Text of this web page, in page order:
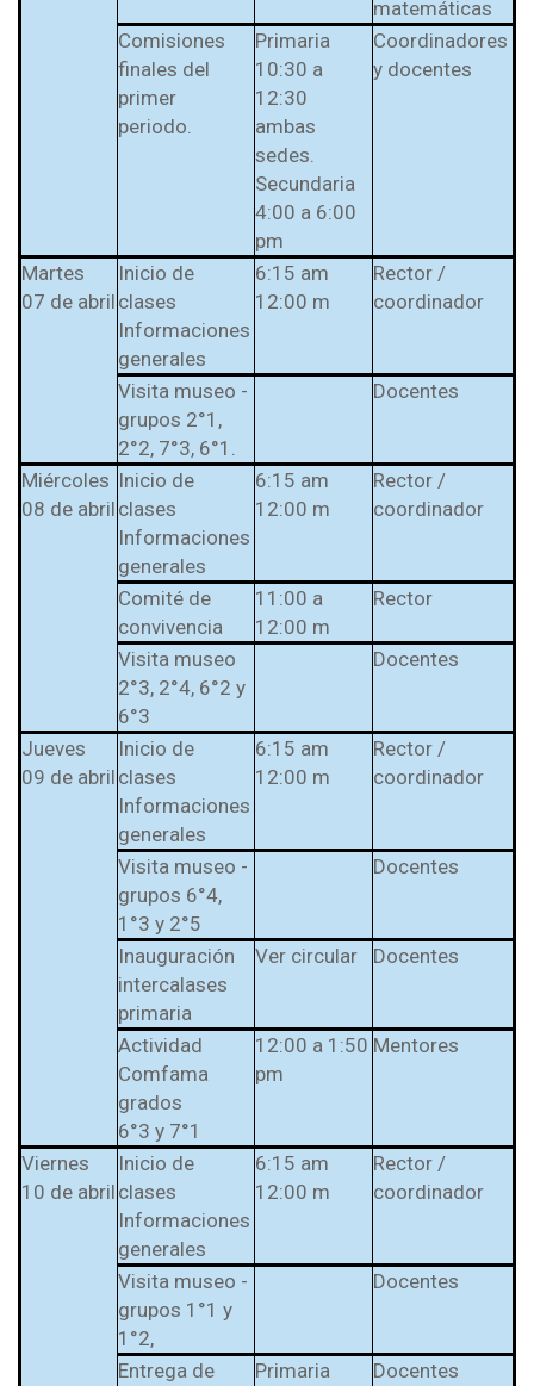
Quiero Saber
matemáticas
Comisiones
finales del
primer
periodo.
Primaria
10:30 a
12:30
ambas
sedes.
Secundaria
4:00 a 6:00
pm
Coordinadores
y docentes
Martes
07 de abril
Inicio de
clases
Informaciones
generales
6:15 am
12:00 m
Rector /
coordinador
Visita museo -
grupos 2°1,
2°2, 7°3, 6°1.
Docentes
Miércoles
08 de abril
Inicio de
clases
Informaciones
generales
6:15 am
12:00 m
Rector /
coordinador
Comité de
convivencia
11:00 a
12:00 m
Rector
Visita museo
2°3, 2°4, 6°2 y
6°3
Docentes
Jueves
09 de abril
Inicio de
clases
Informaciones
generales
6:15 am
12:00 m
Rector /
coordinador
Visita museo -
grupos 6°4,
1°3 y 2°5
Docentes
Inauguración
intercalases
primaria
Ver circular Docentes
Actividad
Comfama
grados
6°3 y 7°1
12:00 a 1:50
pm
Mentores
Viernes
10 de abril
Inicio de
clases
Informaciones
generales
6:15 am
12:00 m
Rector /
coordinador
Visita museo -
grupos 1°1 y
1°2,
Docentes
Entrega de
Primaria
Docentes